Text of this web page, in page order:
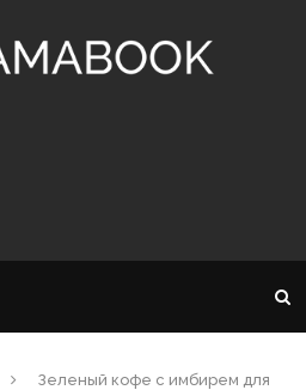
Зеленый кофе с имбирем для